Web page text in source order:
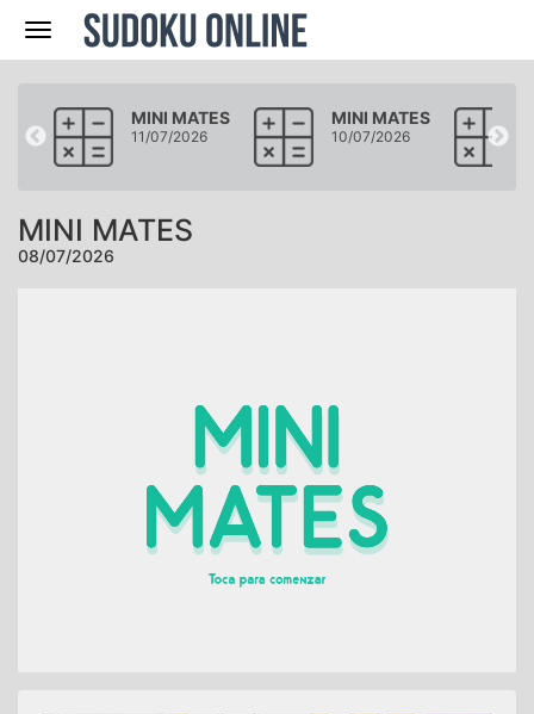
Navegación
MINI MATES
11/07/2026
MINI MATES
10/07/2026
MINI MATES
08/07/2026